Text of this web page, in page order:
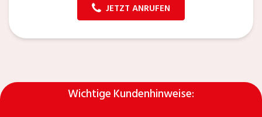
JETZT ANRUFEN
Wichtige Kundenhinweise: